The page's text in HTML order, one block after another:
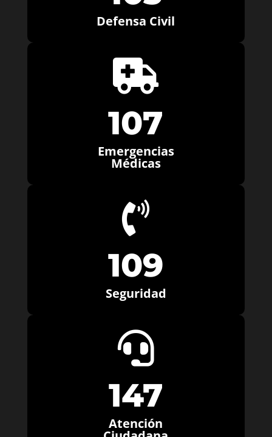
Defensa Civil

107
Emergencias
Médicas

109
Seguridad

147
Atención